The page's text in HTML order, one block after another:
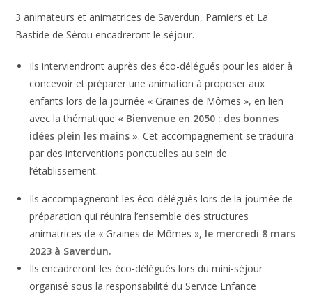
3 animateurs et animatrices de Saverdun, Pamiers et La
Bastide de Sérou encadreront le séjour.
Ils interviendront auprès des éco-délégués pour les aider à
concevoir et préparer une animation à proposer aux
enfants lors de la journée « Graines de Mômes », en lien
avec la thématique « Bienvenue en 2050 : des bonnes
idées plein les mains ». Cet accompagnement se traduira
par des interventions ponctuelles au sein de
l’établissement.
Ils accompagneront les éco-délégués lors de la journée de
préparation qui réunira l’ensemble des structures
animatrices de « Graines de Mômes », le mercredi 8 mars
2023 à Saverdun.
Ils encadreront les éco-délégués lors du mini-séjour
organisé sous la responsabilité du Service Enfance